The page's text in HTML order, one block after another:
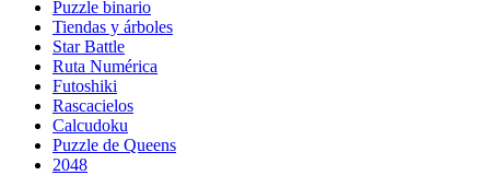
Puzzle binario
Tiendas y árboles
Star Battle
Ruta Numérica
Futoshiki
Rascacielos
Calcudoku
Puzzle de Queens
2048